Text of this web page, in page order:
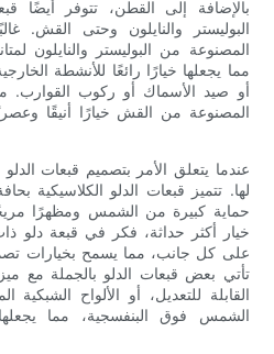
بالإضافة إلى القطن، تتوفر أيضًا
البوليستر والنايلون وحتى القش.
المصنوعة من البوليستر والنايلون
مما يجعلها خيارًا رائعًا للأنشطة
أو صيد الأسماك أو ركوب القوارب.
المصنوعة من القش خيارًا أنيقًا
عندما يتعلق الأمر بتصميم قبعات
لها. تتميز قبعات الدلو الكلاسيكية
حماية كبيرة من الشمس ومظهرًا
خيار أكثر حداثة، فكر في قبعة دلو
على كل جانب، مما يسمح بخيارات
تأتي بعض قبعات الدلو بالجملة مع
القابلة للتعديل، أو الألواح
الشمس فوق البنفسجية، مما